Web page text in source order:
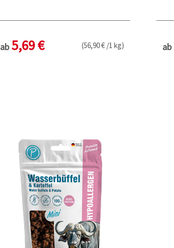
ab 5,69 € (56,90 € /1 kg) ab